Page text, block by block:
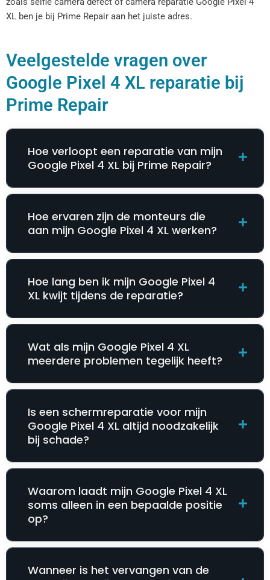
XL ben je bij Prime Repair aan het juiste adres.
Veelgestelde vragen over
Google Pixel 4 XL reparatie bij
Prime Repair
Hoe verloopt een reparatie van mijn
Google Pixel 4 XL bij Prime Repair?
Hoe ervaren zijn de monteurs die
aan mijn Google Pixel 4 XL werken?
Hoe lang ben ik mijn Google Pixel 4
XL kwijt tijdens de reparatie?
Wat als mijn Google Pixel 4 XL
meerdere problemen tegelijk heeft?
Is een schermreparatie voor mijn
Google Pixel 4 XL altijd noodzakelijk
bij schade?
Waarom laadt mijn Google Pixel 4 XL
soms alleen in een bepaalde positie
op?
Wanneer is het vervangen van de